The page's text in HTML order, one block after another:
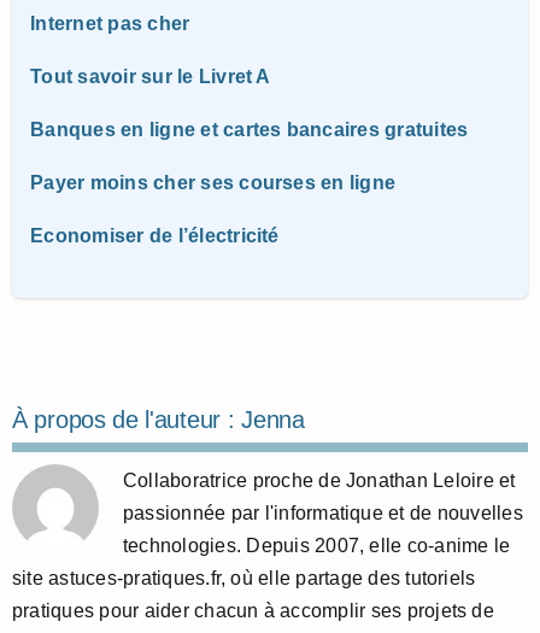
Internet pas cher
Tout savoir sur le Livret A
Banques en ligne et cartes bancaires gratuites
Payer moins cher ses courses en ligne
Economiser de l’électricité
À propos de l'auteur :Jenna
Collaboratrice proche de Jonathan Leloire et
passionnée par l'informatique et de nouvelles
technologies. Depuis 2007, elle co-anime le
site astuces-pratiques.fr, où elle partage des tutoriels
pratiques pour aider chacun à accomplir ses projets de